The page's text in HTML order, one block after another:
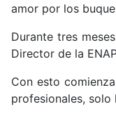
amor por los
Durante tres
Director de la
Con esto
profesionales, solo